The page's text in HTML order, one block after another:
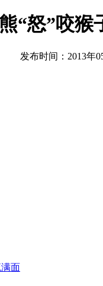
“怒”咬猴
发布时间：2013年
面